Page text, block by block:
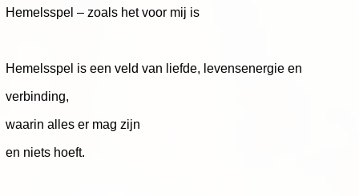
Hemelsspel – zoals het voor mij is
Hemelsspel is een veld van liefde, levensenergie en
verbinding,
waarin alles er mag zijn
en niets hoeft.